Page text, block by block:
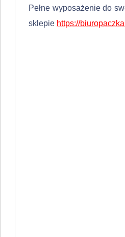
Pełne wyposażenie do
sklepie https://